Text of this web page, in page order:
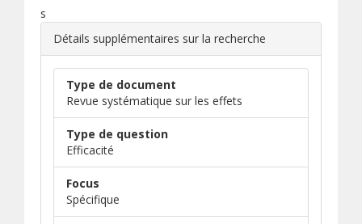
s
Détails supplémentaires sur la recherche
Type de document
Revue systématique sur les effets
Type de question
Efficacité
Focus
Spécifique